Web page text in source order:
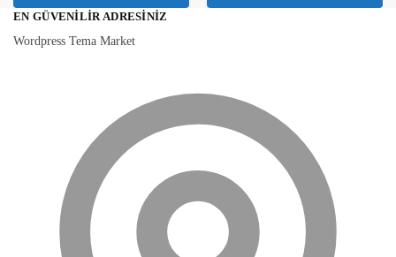
EN GÜVENILIR ADRESINIZ
Wordpress Tema Market